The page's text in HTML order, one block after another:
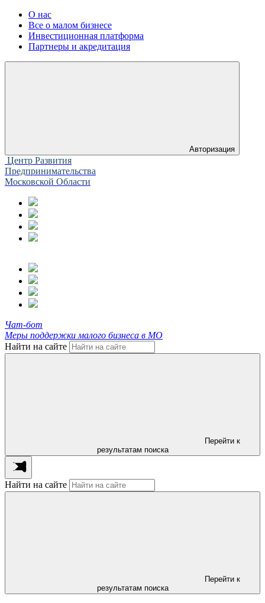
О нас
Все о малом бизнесе
Инвестиционная платформа
Партнеры и акредитация
Авторизация
Центр Развития
Предпринимательства
Московской Области
Чат-бот
Меры поддержки малого бизнеса в МО
Найти на сайте
Перейти к
результатам поиска
Найти на сайте
Перейти к
результатам поиска